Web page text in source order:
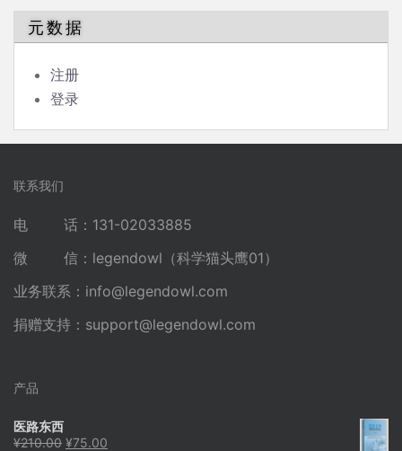
元数据
注册
登录
联系我们
电 话：131-02033885
微 信：legendowl（科学猫头鹰01）
业务联系： info@legendowl.com
捐赠支持： support@legendowl.com
产品
医路东西
¥210.00 原
¥75.00